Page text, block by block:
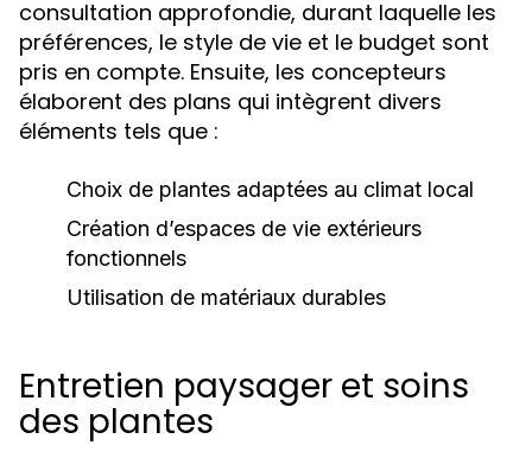
consultation approfondie, durant laquelle les
préférences, le style de vie et le budget sont
pris en compte. Ensuite, les concepteurs
élaborent des plans qui intègrent divers
éléments tels que :
Choix de plantes adaptées au climat local
Création d’espaces de vie extérieurs
fonctionnels
Utilisation de matériaux durables
Entretien paysager et soins
des plantes